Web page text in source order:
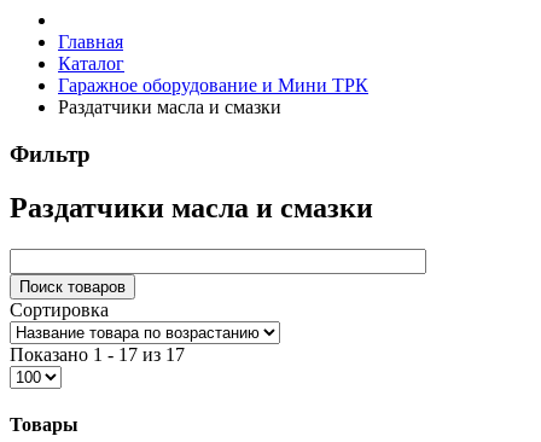
Главная
Каталог
Гаражное оборудование и Мини ТРК
Раздатчики масла и смазки
Фильтр
Раздатчики масла и смазки
Сортировка
Показано 1 - 17 из 17
Товары